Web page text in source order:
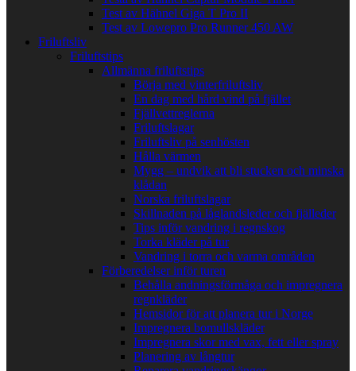
Test av Hähnel Giga T Pro II
Test av Lowepro Pro Runner 450 AW
Friluftsliv
Friluftstips
Allmänna friluftstips
Börja med vinterfriluftsliv
En dag med hård vind på fjället
Fjällvettreglerna
Friluftslagar
Friluftsliv på senhösten
Hålla värmen
Mygg – undvik att bli stucken och minska
klådan
Norska friluftslagar
Skillnaden på låglandsleder och fjälleder
Tips inför vandring i regnskog
Torka kläder på tur
Vandring i torra och varma områden
Förberedelser inför turen
Behålla andningsförmåga och impregnera
regnkläder
Hemsidor för att planera tur i Norge
Impregnera bomullskläder
Impregnera skor med vax, fett eller spray
Planering av långtur